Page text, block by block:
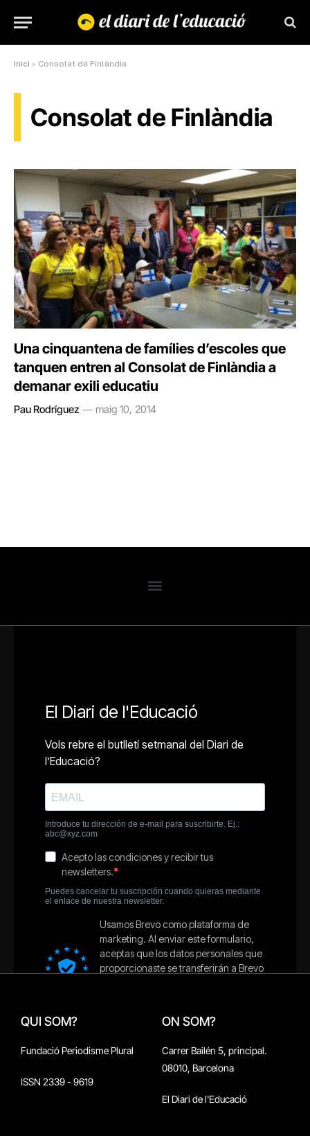
Inici » Consolat de Finlàndia
Consolat de Finlàndia
Una cinquantena de famílies d’escoles que
tanquen entren al Consolat de Finlàndia a
demanar exili educatiu
Pau Rodríguez maig 10, 2014
QUI SOM?
Fundació Periodisme Plural
ISSN 2339 - 9619
ON SOM?
Carrer Bailén 5, principal.
08010, Barcelona
El Diari de l'Educació